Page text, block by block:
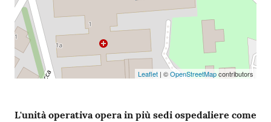
Leaflet | ©OpenStreetMapcontributors
L'unità operativa opera in più sedi ospedaliere come